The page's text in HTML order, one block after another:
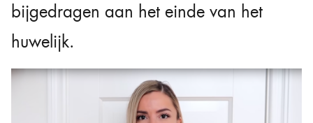
bijgedragen aan het einde van het
huwelijk.